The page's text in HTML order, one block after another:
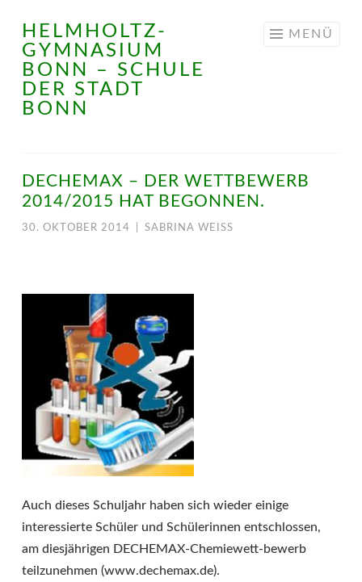
Springe
zum
Inhalt
HELMHOLTZ-
GYMNASIUM
BONN – SCHULE
DER STADT
BONN
MENÜ
DECHEMAX – DER WETTBEWERB
2014/2015 HAT BEGONNEN.
30. OKTOBER 2014 SABRINA WEISS
Auch dieses Schuljahr haben sich wieder einige
interessierte Schüler und Schülerinnen entschlossen,
am diesjährigen DECHEMAX-Chemiewett-bewerb
teilzunehmen (www.dechemax.de).